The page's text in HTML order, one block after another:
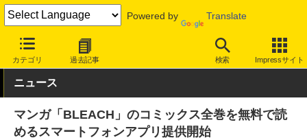
Powered by Translate
カテゴリ 過去記事 検索 Impressサイト
INTERNET Watch トピック
ニュース
マンガ「BLEACH」のコミックス全巻を無料で読
めるスマートフォンアプリ提供開始